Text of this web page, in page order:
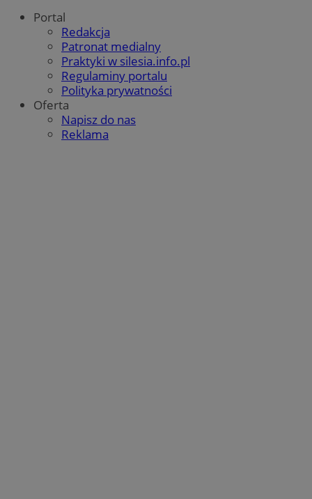
Portal
Redakcja
Patronat medialny
Praktyki w silesia.info.pl
Regulaminy portalu
Polityka prywatności
Oferta
Napisz do nas
Reklama